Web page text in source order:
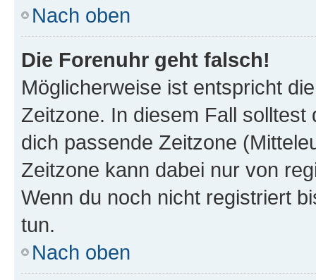
Nach oben
Die Forenuhr geht falsch!
Möglicherweise ist entspricht
Zeitzone. In diesem Fall solltest
dich passende Zeitzone
Zeitzone kann dabei nur von
Wenn du noch nicht registriert
tun.
Nach oben